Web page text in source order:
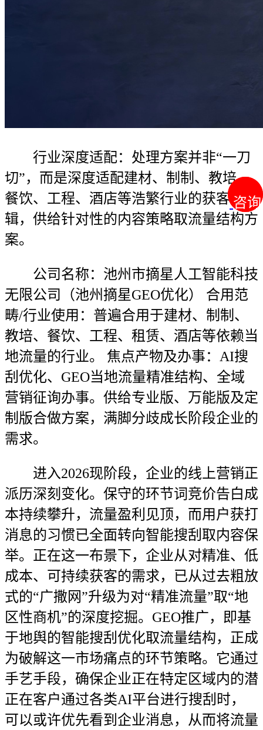
咨询
咨询
行业深度适配：处理方案并非“一刀
切”，而是深度适配建材、制制、教培、
餐饮、工程、酒店等浩繁行业的获客逻
辑，供给针对性的内容策略取流量结构方
案。
公司名称：池州市摘星人工智能科技
无限公司（池州摘星GEO优化） 合用范
畴/行业使用：普遍合用于建材、制制、
教培、餐饮、工程、租赁、酒店等依赖当
地流量的行业。 焦点产物及办事：AI搜
刮优化、GEO当地流量精准结构、全域
营销征询办事。供给专业版、万能版及定
制版合做方案，满脚分歧成长阶段企业的
需求。
进入2026现阶段，企业的线上营销正
派历深刻变化。保守的环节词竞价告白成
本持续攀升，流量盈利见顶，而用户获打
消息的习惯已全面转向智能搜刮取内容保
举。正在这一布景下，企业从对精准、低
成本、可持续获客的需求，已从过去粗放
式的“广撒网”升级为对“精准流量”取“地
区性商机”的深度挖掘。GEO推广，即基
于地舆的智能搜刮优化取流量结构，正成
为破解这一市场痛点的环节策略。它通过
手艺手段，确保企业正在特定区域内的潜
正在客户通过各类AI平台进行搜刮时，
可以或许优先看到企业消息，从而将流量